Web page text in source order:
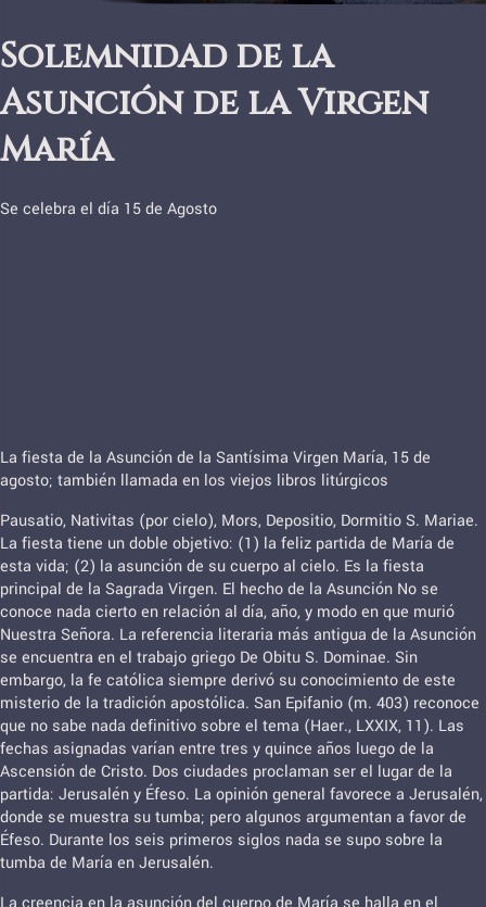
Solemnidad de la
Asunción de la Virgen
María
Se celebra el día 15 de Agosto
La fiesta de la Asunción de la Santísima Virgen María, 15 de
agosto; también llamada en los viejos libros litúrgicos
Pausatio, Nativitas (por cielo), Mors, Depositio, Dormitio S. Mariae.
La fiesta tiene un doble objetivo: (1) la feliz partida de María de
esta vida; (2) la asunción de su cuerpo al cielo. Es la fiesta
principal de la Sagrada Virgen. El hecho de la Asunción No se
conoce nada cierto en relación al día, año, y modo en que murió
Nuestra Señora. La referencia literaria más antigua de la Asunción
se encuentra en el trabajo griego De Obitu S. Dominae. Sin
embargo, la fe católica siempre derivó su conocimiento de este
misterio de la tradición apostólica. San Epifanio (m. 403) reconoce
que no sabe nada definitivo sobre el tema (Haer., LXXIX, 11). Las
fechas asignadas varían entre tres y quince años luego de la
Ascensión de Cristo. Dos ciudades proclaman ser el lugar de la
partida: Jerusalén y Éfeso. La opinión general favorece a Jerusalén,
donde se muestra su tumba; pero algunos argumentan a favor de
Éfeso. Durante los seis primeros siglos nada se supo sobre la
tumba de María en Jerusalén.